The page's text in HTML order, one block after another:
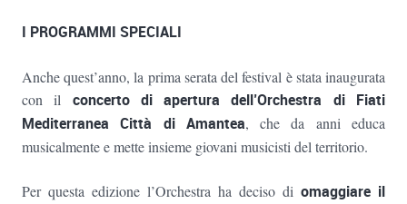
I PROGRAMMI SPECIALI
Anche quest’anno, la prima serata del festival è stata inaugurata
con il concerto diapertura dell’Orchestra di Fiati
Mediterranea Città di Amantea, che da anni educa
musicalmente e mette insieme giovani musicisti del territorio.
Per questa edizione l’Orchestra ha deciso di omaggiare il